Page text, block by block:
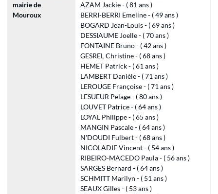
mairie de
Mouroux
AZAM Jackie - ( 81 ans )
BERRI-BERRI Emeline - ( 49 ans )
BOGARD Jean-Louis - ( 69 ans )
DESSIAUME Joelle - ( 70 ans )
FONTAINE Bruno - ( 42 ans )
GESREL Christine - ( 68 ans )
HEMET Patrick - ( 61 ans )
LAMBERT Danièle - ( 71 ans )
LEROUGE Françoise - ( 71 ans )
LESUEUR Pelage - ( 80 ans )
LOUVET Patrice - ( 64 ans )
LOYAL Philippe - ( 65 ans )
MANGIN Pascale - ( 64 ans )
N'DOUDI Fulbert - ( 68 ans )
NICOLADIE Vincent - ( 54 ans )
RIBEIRO-MACEDO Paula - ( 56 ans )
SARGES Bernard - ( 64 ans )
SCHMITT Marilyn - ( 51 ans )
SEAUX Gilles - ( 53 ans )